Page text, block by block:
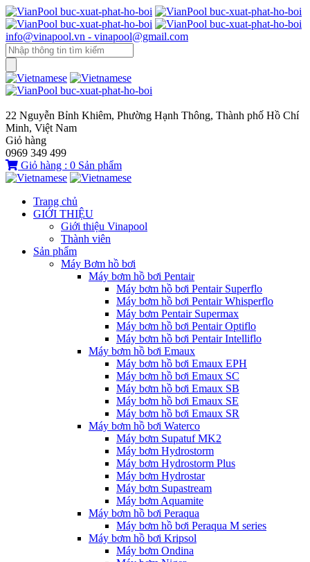
info@vinapool.vn - vinapool@gmail.com
22 Nguyễn Bỉnh Khiêm, Phường Hạnh Thông, Thành phố Hồ Chí
Minh, Việt Nam
Giỏ hàng
0969 349 499
Giỏ hàng : 0 Sản phẩm
Trang chủ
GIỚI THIỆU
Giới thiệu Vinapool
Thành viên
Sản phẩm
Máy Bơm hồ bơi
Máy bơm hồ bơi Pentair
Máy bơm hồ bơi Pentair Superflo
Máy bơm hồ bơi Pentair Whisperflo
Máy bơm Pentair Supermax
Máy bơm hồ bơi Pentair Optiflo
Máy bơm hồ bơi Pentair Intelliflo
Máy bơm hồ bơi Emaux
Máy bơm hồ bơi Emaux EPH
Máy bơm hồ bơi Emaux SC
Máy bơm hồ bơi Emaux SB
Máy bơm hồ bơi Emaux SE
Máy bơm hồ bơi Emaux SR
Máy bơm hồ bơi Waterco
Máy bơm Supatuf MK2
Máy bơm Hydrostorm
Máy bơm Hydrostorm Plus
Máy bơm Hydrostar
Máy bơm Supastream
Máy bơm Aquamite
Máy bơm hồ bơi Peraqua
Máy bơm hồ bơi Peraqua M series
Máy bơm hồ bơi Kripsol
Máy bơm Ondina